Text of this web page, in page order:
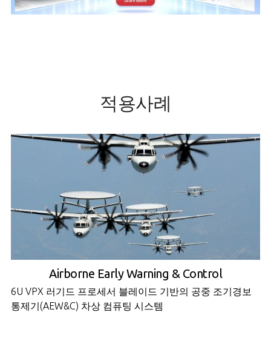
적용사례
Airborne Early Warning & Control
6U VPX 러기드 프로세서 블레이드 기반의 공중 조기경보
통제기(AEW&C) 차상 컴퓨팅 시스템